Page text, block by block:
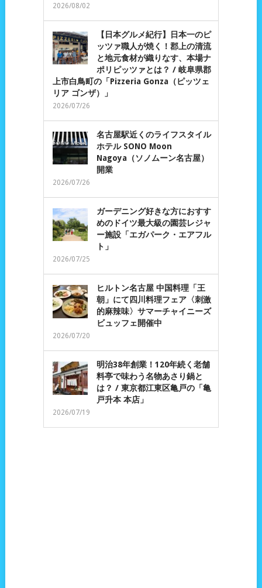
2026/08/02
【日本グルメ紀行】日本一のピ
ッツァ職人が焼く！郡上の清流
と地元食材が織りなす、本場ナ
ポリピッツァとは？ / 岐阜県郡
上市白鳥町の「Pizzeria Gonza（ピッツェ
リア ゴンザ）」
2026/07/26
名古屋駅近くのライフスタイル
ホテル SONO Moon
Nagoya（ソノムーン名古屋）
開業
2026/07/26
ガーデニング好きな方におすす
めのドイツ最大級の園芸レジャ
ー施設「エガパーク・エアフル
ト」
2026/07/25
ヒルトン名古屋 中国料理「王
朝」にて四川料理フェア〈刺激
的麻辣味〉サマーチャイニーズ
ビュッフェ開催中
2026/07/20
明治38年創業！120年続く老舗
料亭で味わう名物あさり鍋と
は？ / 東京都江東区亀戸の「亀
戸升本 本店」
2026/07/19